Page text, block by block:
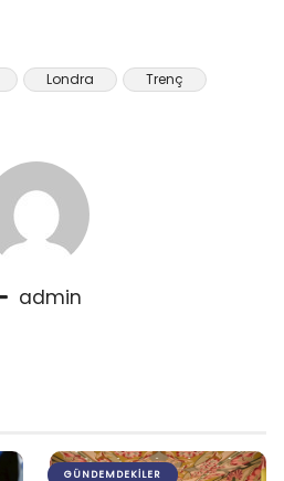
Londra Trenç
admin
GÜNDEMDEKILER